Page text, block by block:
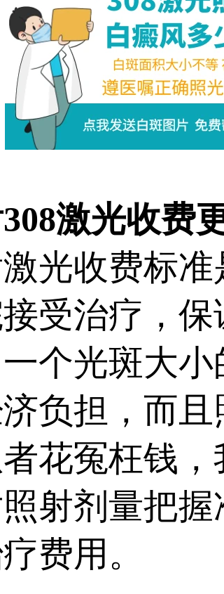
激光收费
收费标准
受治疗，
个光斑大小
负担，而
花冤枉钱
射剂量把
费用。